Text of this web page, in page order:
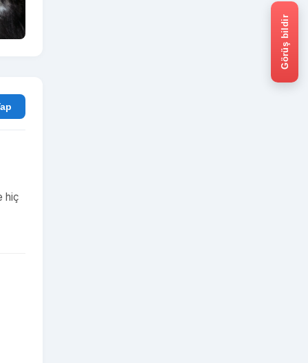
Yap
hiç
Görüş bildir